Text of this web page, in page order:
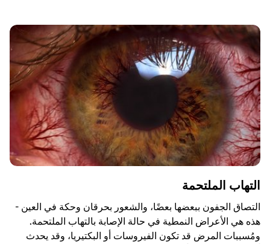
التهاب الملتحمة
التصاق الجفون ببعضها بعضًا، والشعور بحرقان وحكة في العين -
هذه هي الأعراض النمطية في حالة الإصابة بالتهاب الملتحمة.
ومُسببات المرض قد تكون الفيروسات أو البكتيريا، وقد يحدث